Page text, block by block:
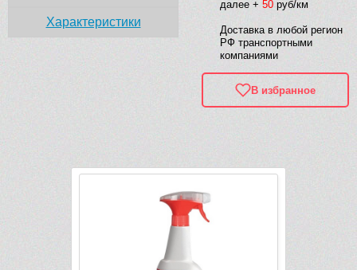
далее + 50 руб/км
Доставка в любой регион
РФ транспортными
компаниями
В избранное
Характеристики